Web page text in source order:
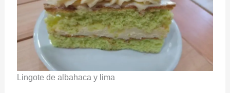
Lingote de albahaca y lima